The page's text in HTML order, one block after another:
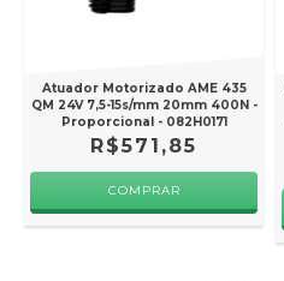
Atuador Motorizado AME 435
QM 24V 7,5-15s/mm 20mm 400N -
Proporcional - 082H0171
R$571,85